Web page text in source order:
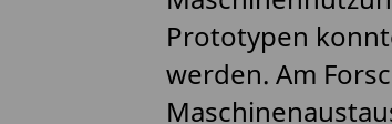
Prototypen
werden. Am